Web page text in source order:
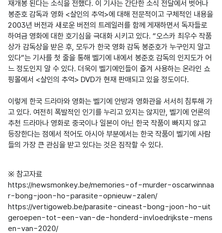
재개봉 된다는 소식을 전했다. 이 기사는 간단한 소식 전달에서 벗어나
봉준호 감독과 영화 <살인의 추억>에 대해 전문적이고 구체적인 내용을
2003년 버전과 새로운 버전의 트레일러를 함께 게재하면서 독자들로
하여금 영화에 대한 호기심을 극대화 시키고 있다. “오스카 최우수 작품
상가 감독상을 받은 후, 모두가 한국 영화 감독 봉준호가 누구인지 알고
있다”는 기사를 첫 줄을 통해 벨기에 내에서 봉준호 감독의 인지도가 어
느 정도인지 알 수 있다. 더욱이 벨기에인들이 즐겨 사용하는 온라인 쇼
핑몰에서 <살인의 추억> DVD가 현재 판매되고 있을 정도이다.
이렇게 한국 드라마와 영화는 벨기에 안방과 영화관을 서서히 침투해 가
고 있다. 여전히 폭발적인 인기를 누리고 있지는 않지만, 벨기에 언론의
추천 드라마나 영화로 중국이나 일본이 아닌 한국 작품이 빠지지 않고
등장한다는 점에서 적어도 아시아 부분에서는 한국 작품이 벨기에 사람
들의 가장 큰 관심을 받고 있다는 것은 짐작할 수 있다.
※ 참고자료
https://newsmonkey.be/memories-of-murder-oscarwinnaa
r-bong-joon-ho-parasite-opnieuw-zalen/
https://vertigoweb.be/parasite-cineast-bong-joon-ho-uit
geroepen-tot-een-van-de-honderd-invloedrijkste-mens
en-van-2020/